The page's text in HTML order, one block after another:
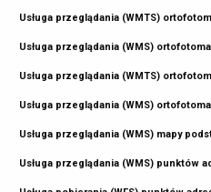
Usługa przeglądania (WMTS)
Usługa przeglądania (WMS)
Usługa przeglądania (WMTS)
Usługa przeglądania (WMS)
Usługa przeglądania (WMS) mapy
Usługa przeglądania (WMS) punktów